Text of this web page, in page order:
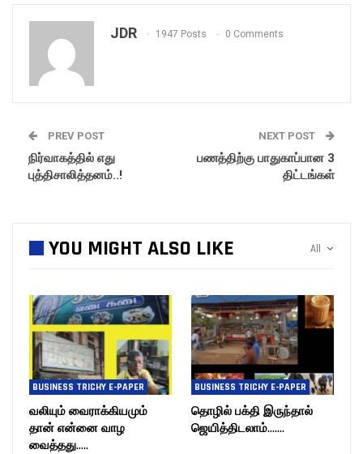
JDR 1947 Posts 0 Comments
PREV POST
நிர்வாகத்தில் எது
புத்திசாலித்தனம்..!
NEXT POST
பணத்திற்கு பாதுகாப்பான 3
திட்டங்கள்
All
YOU MIGHT ALSO LIKE
BUSINESS TRICHY E-PAPER
வலியும் வைராக்கியமும்
தான் என்னை வாழ
வைத்தது…..
BUSINESS TRICHY E-PAPER
தொழில் பக்தி இருந்தால்
ஜெயித்திடலாம்…….